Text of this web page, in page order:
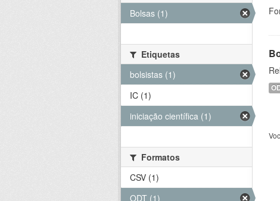
Bolsas (1)
Etiquetas
bolsistas (1)
IC (1)
iniciação científica (1)
Formatos
CSV (1)
ODT (1)